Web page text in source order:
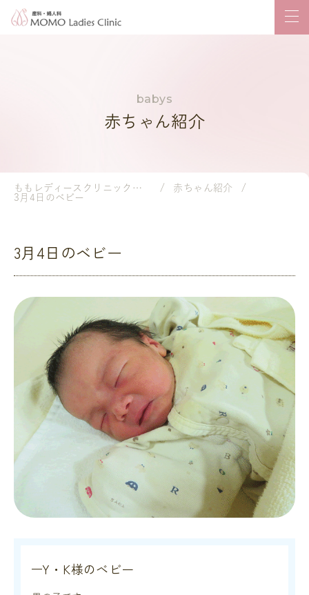
赤ちゃん紹介
ももレディースクリニック｜岡山市の産婦人科・小児科
赤ちゃん紹介
3月4日のベビー
3月4日のベビー
Y・K様のベビー